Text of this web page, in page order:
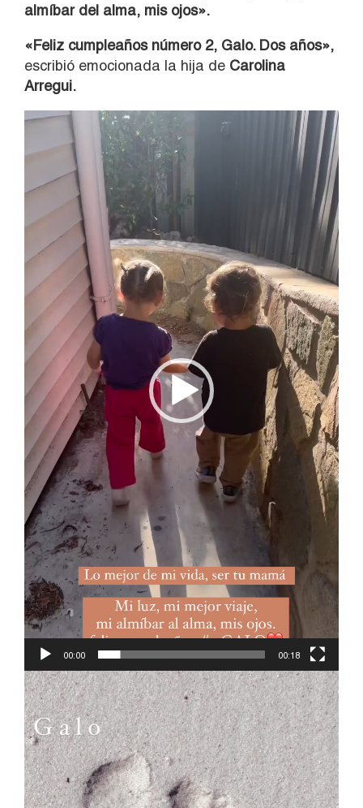
almíbar del alma, mis ojos».
«Feliz cumpleaños número 2, Galo. Dos años»,
escribió emocionada la hija de Carolina
Arregui.
Reproductor
vídeo
00:00 00:18